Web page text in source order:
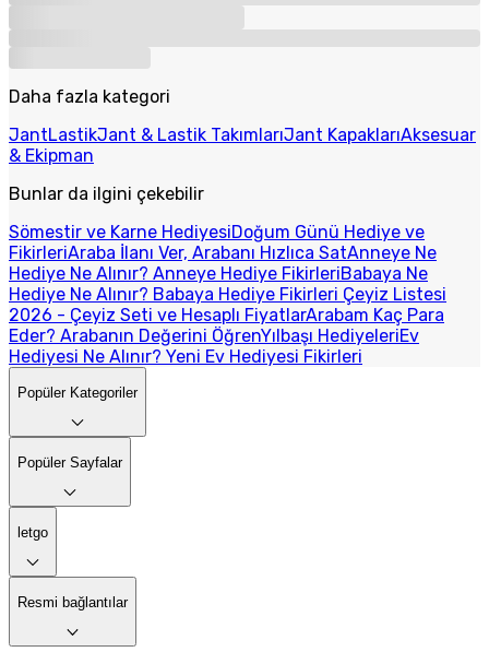
Daha fazla kategori
JantLastikJant & Lastik TakımlarıJant KapaklarıAksesuar
& Ekipman
Bunlar da ilgini çekebilir
Sömestir ve Karne HediyesiDoğum Günü Hediye ve
FikirleriAraba İlanı Ver, Arabanı Hızlıca SatAnneye Ne
Hediye Ne Alınır? Anneye Hediye FikirleriBabaya Ne
Hediye Ne Alınır? Babaya Hediye Fikirleri Çeyiz Listesi
2026 - Çeyiz Seti ve Hesaplı FiyatlarArabam Kaç Para
Eder? Arabanın Değerini ÖğrenYılbaşı HediyeleriEv
Hediyesi Ne Alınır? Yeni Ev Hediyesi Fikirleri
Popüler Kategoriler
Popüler Sayfalar
letgo
Resmi bağlantılar